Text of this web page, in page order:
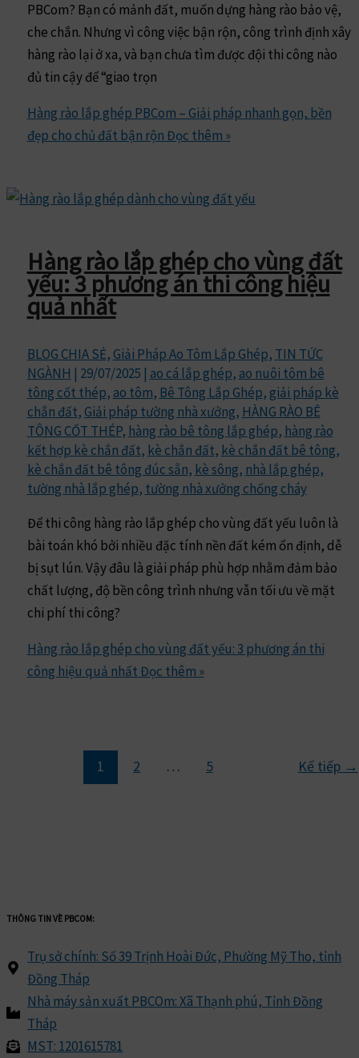
PBCom? Bạn có mảnh đất, muốn dựng hàng rào bảo vệ,
che chắn. Nhưng vì công việc bận rộn, công trình định xây
hàng rào lại ở xa, và bạn chưa tìm được đội thi công nào
đủ tin cậy để “giao trọn
Hàng rào lắp ghép PBCom – Giải pháp nhanh gọn, bền
đẹp cho chủ đất bận rộn Đọc thêm »
Hàng rào lắp ghép cho vùng đất
yếu: 3 phương án thi công hiệu
quả nhất
BLOG CHIA SẺ, Giải Pháp Ao Tôm Lắp Ghép, TIN TỨC
NGÀNH | 29/07/2025 | ao cá lắp ghép, ao nuôi tôm bê
tông cốt thép, ao tôm, Bê Tông Lắp Ghép, giải pháp kè
chắn đất, Giải pháp tường nhà xưởng, HÀNG RÀO BÊ
TÔNG CỐT THÉP, hàng rào bê tông lắp ghép, hàng rào
kết hợp kè chắn đất, kè chắn đất, kè chắn đất bê tông,
kè chắn đất bê tông đúc sẵn, kè sông, nhà lắp ghép,
tường nhà lắp ghép, tường nhà xưởng chống cháy
Để thi công hàng rào lắp ghép cho vùng đất yếu luôn là
bài toán khó bởi nhiều đặc tính nền đất kém ổn định, dễ
bị sụt lún. Vậy đâu là giải pháp phù hợp nhằm đảm bảo
chất lượng, độ bền công trình nhưng vẫn tối ưu về mặt
chi phí thi công?
Hàng rào lắp ghép cho vùng đất yếu: 3 phương án thi
công hiệu quả nhất Đọc thêm »
1 2 … 5 Kế tiếp →
THÔNG TIN VỀ PBCOM:
Trụ sở chính: Số 39 Trịnh Hoài Đức, Phường Mỹ Tho, tỉnh
Đồng Tháp
Nhà máy sản xuất PBCOm: Xã Thạnh phú, Tỉnh Đồng
Tháp
MST: 1201615781